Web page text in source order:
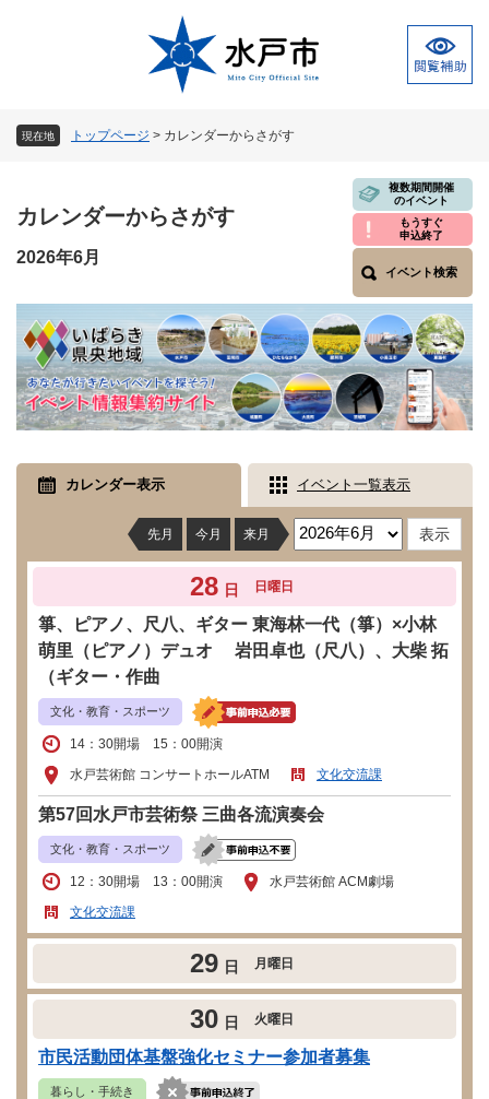
現在地 トップページ > カレンダーからさがす
文
カレンダーからさがす
複数期間開催
のイベント
もうすぐ
申込終了
イベント検索
2026年6月
カレンダー表示 イベント一覧表示
先月 今月 来月
28 日 日曜日
箏、ピアノ、尺八、ギター 東海林一代（箏）×小林
萌里（ピアノ）デュオ 岩田卓也（尺八）、大柴 拓
（ギター・作曲
文化・教育・スポーツ
14：30開場 15：00開演
水戸芸術館 コンサートホールATM
文化交流課
第57回水戸市芸術祭 三曲各流演奏会
文化・教育・スポーツ
12：30開場 13：00開演
水戸芸術館 ACM劇場
文化交流課
29 日 月曜日
30 日 火曜日
市民活動団体基盤強化セミナー参加者募集
暮らし・手続き